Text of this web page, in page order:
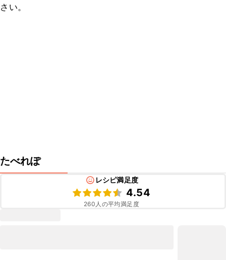
さい。
たべれぽ
レシピ満足度
4.54
260 人の平均満足度